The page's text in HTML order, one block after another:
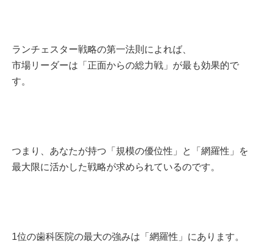
ランチェスター戦略の第一法則によれば、
市場リーダーは「正面からの総力戦」が最も効果的で
す。
つまり、あなたが持つ「規模の優位性」と「網羅性」を
最大限に活かした戦略が求められているのです。
1位の歯科医院の最大の強みは「網羅性」にあります。